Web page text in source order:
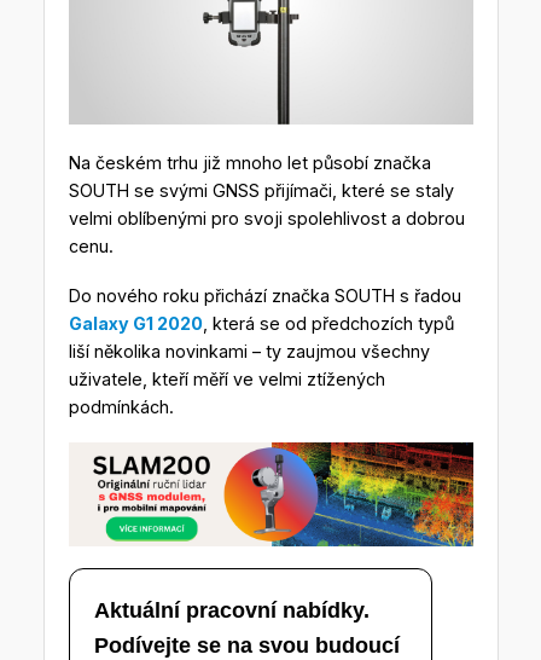
Na českém trhu již mnoho let působí značka
SOUTH se svými GNSS přijímači, které se staly
velmi oblíbenými pro svoji spolehlivost a dobrou
cenu.
Do nového roku přichází značka SOUTH s řadou
Galaxy G1 2020, která se od předchozích typů
liší několika novinkami – ty zaujmou všechny
uživatele, kteří měří ve velmi ztížených
podmínkách.
Aktuální pracovní nabídky.
Podívejte se na svou budoucí